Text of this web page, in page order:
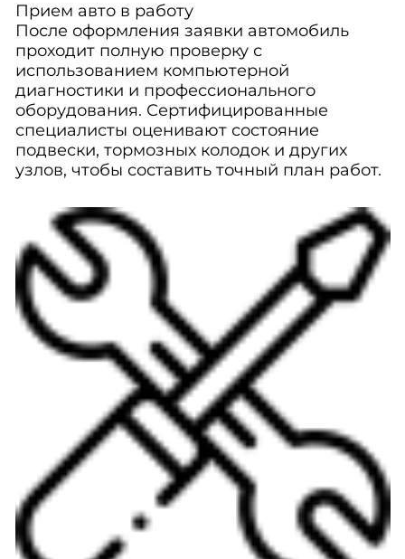
Прием авто в работу
После оформления заявки автомобиль
проходит полную проверку с
использованием компьютерной
диагностики и профессионального
оборудования. Сертифицированные
специалисты оценивают состояние
подвески, тормозных колодок и других
узлов, чтобы составить точный план работ.